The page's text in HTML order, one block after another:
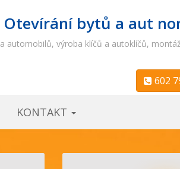
Otevírání bytů a aut
automobilů, výroba klíčů a autoklíčů,
602
KONTAKT